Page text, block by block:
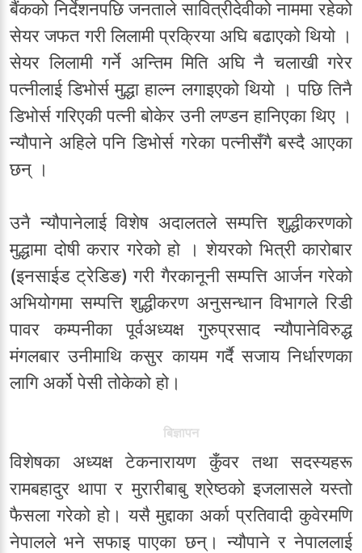
बैंकको निर्देशनपछि जनताले सावित्रीदेवीको नाममा रहेको
सेयर जफत गरी लिलामी प्रक्रिया अघि बढाएको थियो ।
सेयर लिलामी गर्ने अन्तिम मिति अघि नै चलाखी गरेर
पत्नीलाई डिभोर्स मुद्धा हाल्न लगाइएको थियो । पछि तिनै
डिभोर्स गरिएकी पत्नी बोकेर उनी लण्डन हानिएका थिए ।
न्यौपाने अहिले पनि डिभोर्स गरेका पत्नीसँगै बस्दै आएका
छन् ।
उनै न्यौपानेलाई विशेष अदालतले सम्पत्ति शुद्धीकरणको
मुद्धामा दोषी करार गरेको हो । शेयरको भित्री कारोबार
(इनसाईड ट्रेडिङ) गरी गैरकानूनी सम्पत्ति आर्जन गरेको
अभियोगमा सम्पत्ति शुद्धीकरण अनुसन्धान विभागले रिडी
पावर कम्पनीका पूर्वअध्यक्ष गुरुप्रसाद न्यौपानेविरुद्ध
मंगलबार उनीमाथि कसुर कायम गर्दै सजाय निर्धारणका
लागि अर्को पेसी तोकेको हो।
बिज्ञापन
विशेषका अध्यक्ष टेकनारायण कुँवर तथा सदस्यहरू
रामबहादुर थापा र मुरारीबाबु श्रेष्ठको इजलासले यस्तो
फैसला गरेको हो। यसै मुद्दाका अर्का प्रतिवादी कुवेरमणि
नेपालले भने सफाइ पाएका छन्। न्यौपाने र नेपाललाई